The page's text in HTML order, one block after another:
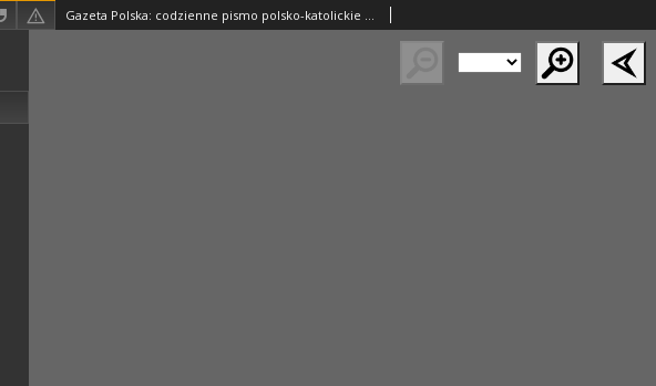
Gazeta Polska: codzienne pismo polsko-katolickie dla wszystkich stanów 1924.08.02 R.28 Nr177